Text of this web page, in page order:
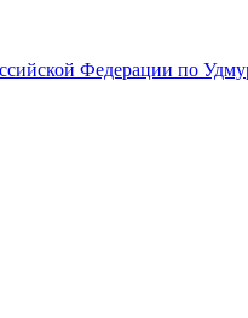
Федерации по